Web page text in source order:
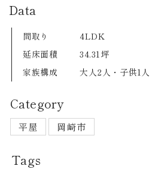
Data
間取り
4LDK
延床面積
34.31坪
家族構成
大人2人・子供1人
Category
平屋 岡崎市
Tags